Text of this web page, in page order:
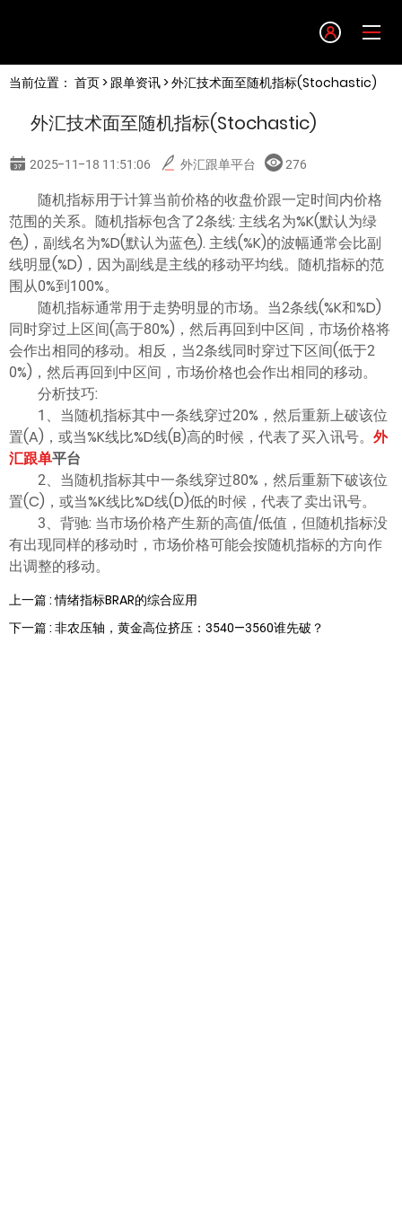
English
繁體中文
한글
日本語
Tiếng việt
ไทย
当前位置： 首页> 跟单资讯> 外汇技术面至随机指标(Stochastic)
外汇技术面至随机指标(Stochastic)
2025-11-18 11:51:06 外汇跟单平台 276
随机指标用于计算当前价格的收盘价跟一定时间内价格
范围的关系。随机指标包含了2条线: 主线名为%K(默认为绿
色)，副线名为%D(默认为蓝色). 主线(%K)的波幅通常会比副
线明显(%D)，因为副线是主线的移动平均线。随机指标的范
围从0%到100%。
随机指标通常用于走势明显的市场。当2条线(%K和%D)
同时穿过上区间(高于80%)，然后再回到中区间，市场价格将
会作出相同的移动。相反，当2条线同时穿过下区间(低于2
0%)，然后再回到中区间，市场价格也会作出相同的移动。
分析技巧:
1、当随机指标其中一条线穿过20%，然后重新上破该位
置(A)，或当%K线比%D线(B)高的时候，代表了买入讯号。 外
汇跟单平台
2、当随机指标其中一条线穿过80%，然后重新下破该位
置(C)，或当%K线比%D线(D)低的时候，代表了卖出讯号。
3、背驰: 当市场价格产生新的高值/低值，但随机指标没
有出现同样的移动时，市场价格可能会按随机指标的方向作
出调整的移动。
上一篇 : 情绪指标BRAR的综合应用
下一篇 : 非农压轴，黄金高位挤压：3540—3560谁先破？